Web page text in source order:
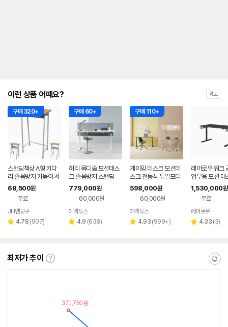
이런 상품 어때요? 광고
구매 320+
스탠딩책상 A형 키다
리 졸음방지 키높이 서
서쓰는 테이블 스탠드
학원 학교 고등학생 완
제품
68,500원
무료
JH앤교구
별 4.78 리
(907)
구매 60+
허리 목디슼 모션데스
크 졸음방지 스탠딩
779,000원
60,000원
페이
에렉투스
별 4.9 리
(638)
구매 110+
게이밍 데스크 모션데
스크 전동식 듀얼모터
598,000원
60,000원
페이
에렉투스
별 4.93 리
(999+)
레어로우 워크
업무용 모션 데
러
1,530,000원
무료
페이
레어로우
별 4.33 리
(3)
최저가 추이
최
알